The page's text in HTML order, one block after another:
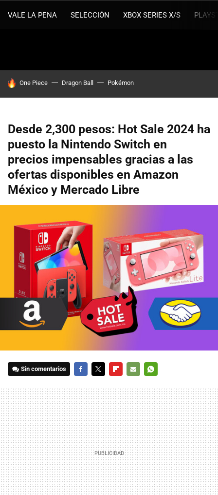
VALE LA PENA SELECCIÓN XBOX SERIES X/S
HOY SE HABLA DE
One Piece Dragon Ball Pokémon
Desde 2,300 pesos: Hot Sale 2024 ha
puesto la Nintendo Switch en
precios impensables gracias a las
ofertas disponibles en Amazon
México y Mercado Libre
Sin comentarios
MAIL